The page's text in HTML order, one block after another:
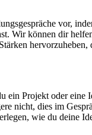
vor,
Wir können dir
hervorzuheben,
ein Projekt oder eine
nicht, dies im
wie du deine